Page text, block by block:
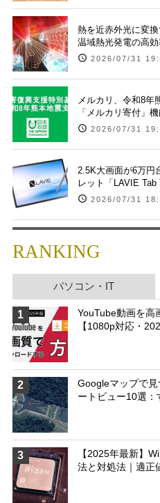
熱を近赤外光に変
温域熱光発電の高
2026/07/31
メルカリ、令和8年
「メルカリ寄付」
2026/07/31
2.5K大画面が6万円
レット「LAVIE
2026/07/31
RANKING
パソコン・IT
1
YouTube動画を高
【1080p対応・
2
Googleマップで
ートビュー10選：
3
【2025年最新】
法と対処法｜適正